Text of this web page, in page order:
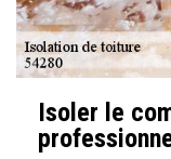
Isoler le